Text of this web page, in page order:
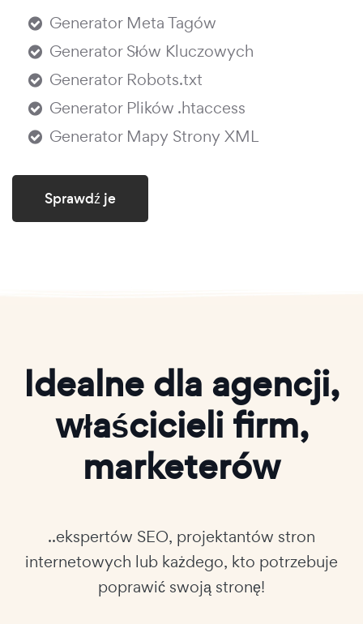
Generator Meta Tagów
Generator Słów Kluczowych
Generator Robots.txt
Generator Plików .htaccess
Generator Mapy Strony XML
Sprawdź je
Idealne dla agencji,
właścicieli firm,
marketerów
..ekspertów SEO, projektantów stron
internetowych lub każdego, kto potrzebuje
poprawić swoją stronę!